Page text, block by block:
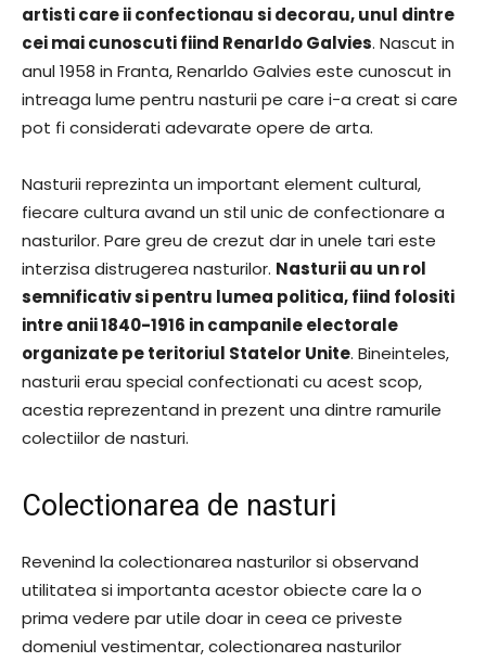
artisti care ii confectionau si decorau, unul dintre
cei mai cunoscuti fiind Renarldo Galvies. Nascut in
anul 1958 in Franta, Renarldo Galvies este cunoscut in
intreaga lume pentru nasturii pe care i-a creat si care
pot fi considerati adevarate opere de arta.
Nasturii reprezinta un important element cultural,
fiecare cultura avand un stil unic de confectionare a
nasturilor. Pare greu de crezut dar in unele tari este
interzisa distrugerea nasturilor. Nasturii au un rol
semnificativ si pentru lumea politica, fiind folositi
intre anii 1840-1916 in campanile electorale
organizate pe teritoriul Statelor Unite. Bineinteles,
nasturii erau special confectionati cu acest scop,
acestia reprezentand in prezent una dintre ramurile
colectiilor de nasturi.
Colectionarea de nasturi
Revenind la colectionarea nasturilor si observand
utilitatea si importanta acestor obiecte care la o
prima vedere par utile doar in ceea ce priveste
domeniul vestimentar, colectionarea nasturilor